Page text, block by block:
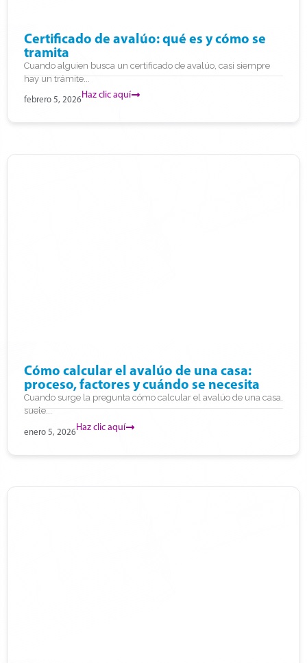
Certificado de avalúo: qué es y cómo se
tramita
Cuando alguien busca un certificado de avalúo, casi siempre
hay un trámite...
febrero 5, 2026Haz clic aquí
Cómo calcular el avalúo de una casa:
proceso, factores y cuándo se necesita
Cuando surge la pregunta cómo calcular el avalúo de una casa,
suele...
enero 5, 2026Haz clic aquí